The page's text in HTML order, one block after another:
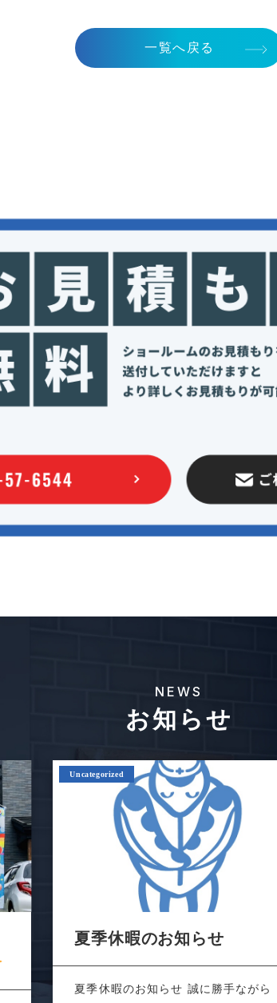
一覧へ戻る
NEWS
お知らせ
Uncategorized
夏季休暇のお知らせ
夏季休暇のお知らせ 誠に勝手ながら